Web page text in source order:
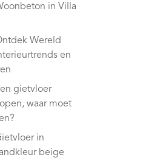
in Villa
Wereld
en
gietvloer
waar moet
in
beige